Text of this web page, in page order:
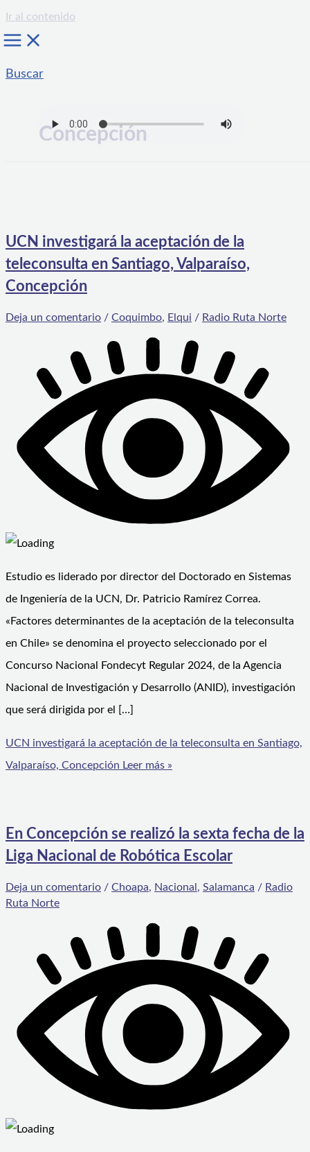
Ir al contenido
Buscar
Concepción
UCN investigará la aceptación de la
teleconsulta en Santiago, Valparaíso,
Concepción
Deja un comentario / Coquimbo, Elqui / Radio Ruta Norte
Estudio es liderado por director del Doctorado en Sistemas
de Ingeniería de la UCN, Dr. Patricio Ramírez Correa.
«Factores determinantes de la aceptación de la teleconsulta
en Chile» se denomina el proyecto seleccionado por el
Concurso Nacional Fondecyt Regular 2024, de la Agencia
Nacional de Investigación y Desarrollo (ANID), investigación
que será dirigida por el […]
UCN investigará la aceptación de la teleconsulta en Santiago,
Valparaíso, Concepción Leer más »
En Concepción se realizó la sexta fecha de la
Liga Nacional de Robótica Escolar
Deja un comentario / Choapa, Nacional , Salamanca / Radio
Ruta Norte